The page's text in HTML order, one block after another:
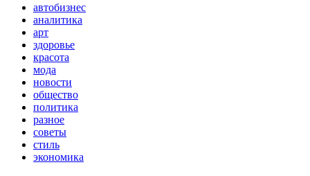
автобизнес
аналитика
арт
здоровье
красота
мода
новости
общество
политика
разное
советы
стиль
экономика